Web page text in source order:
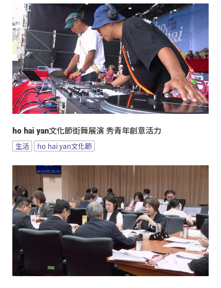
ho hai yan文化節街舞展演 秀青年創意活力
生活 ho hai yan文化節